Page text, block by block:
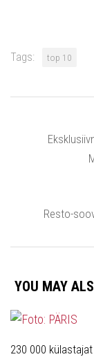
Tags: top 10
Resto-
YOU MAY
230 000